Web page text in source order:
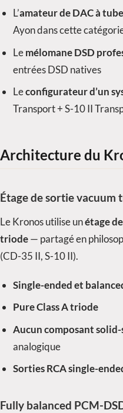
L’amateur de DAC à
Ayon dans cette
Lemélomane DSD
entrées DSD natives
Leconfigurateur d’un
Transport + S-10 II
Architecture du
Étage de sortie vacuum
Le Kronos utilise unétage
triode— partagé en
(CD-35 II, S-10 II).
Single-ended et
Pure Class A triode
Aucun composant
analogique
Sorties RCA single-
Fully balanced PCM-